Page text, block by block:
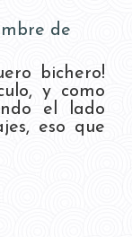
de
bichero!
y como
el lado
eso que